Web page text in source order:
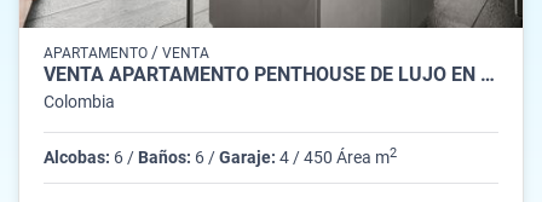
APARTAMENTO / VENTA
VENTA APARTAMENTO PENTHOUSE DE LUJO EN CHICÓ NAVARRA, BOGOTÁ
Colombia
Alcobas: 6 / Baños: 6 /Garaje: 4 / 450 Área m2